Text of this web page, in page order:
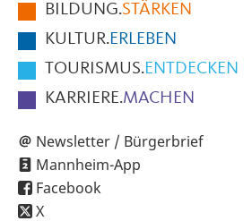
SeiteBILDUNG.STÄRKEN
KULTUR.ERLEBEN
TOURISMUS.ENTDECKEN
KARRIERE.MACHEN
Newsletter / Bürgerbrief
Mannheim-App
Facebook
X